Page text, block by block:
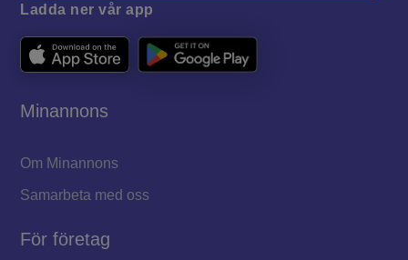
Ladda ner vår app
Minannons
Om Minannons
Samarbeta med oss
För företag